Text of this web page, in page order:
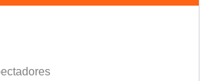
Juan Costa